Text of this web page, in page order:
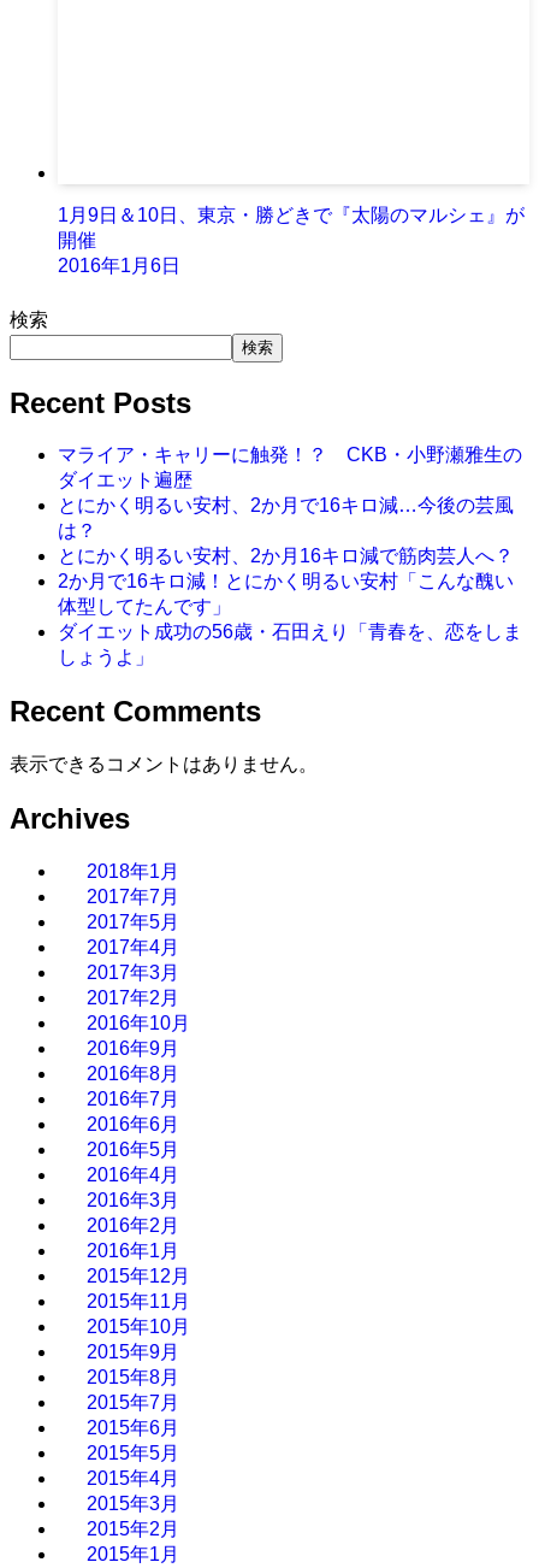
1月9日＆10日、東京・勝どきで『太陽のマルシェ』が
開催
2016年1月6日
検索
検索
Recent Posts
マライア・キャリーに触発！？ CKB・小野瀬雅生の
ダイエット遍歴
とにかく明るい安村、2か月で16キロ減…今後の芸風
は？
とにかく明るい安村、2か月16キロ減で筋肉芸人へ？
2か月で16キロ減！とにかく明るい安村「こんな醜い
体型してたんです」
ダイエット成功の56歳・石田えり「青春を、恋をしま
しょうよ」
Recent Comments
表示できるコメントはありません。
Archives
2018年1月
2017年7月
2017年5月
2017年4月
2017年3月
2017年2月
2016年10月
2016年9月
2016年8月
2016年7月
2016年6月
2016年5月
2016年4月
2016年3月
2016年2月
2016年1月
2015年12月
2015年11月
2015年10月
2015年9月
2015年8月
2015年7月
2015年6月
2015年5月
2015年4月
2015年3月
2015年2月
2015年1月